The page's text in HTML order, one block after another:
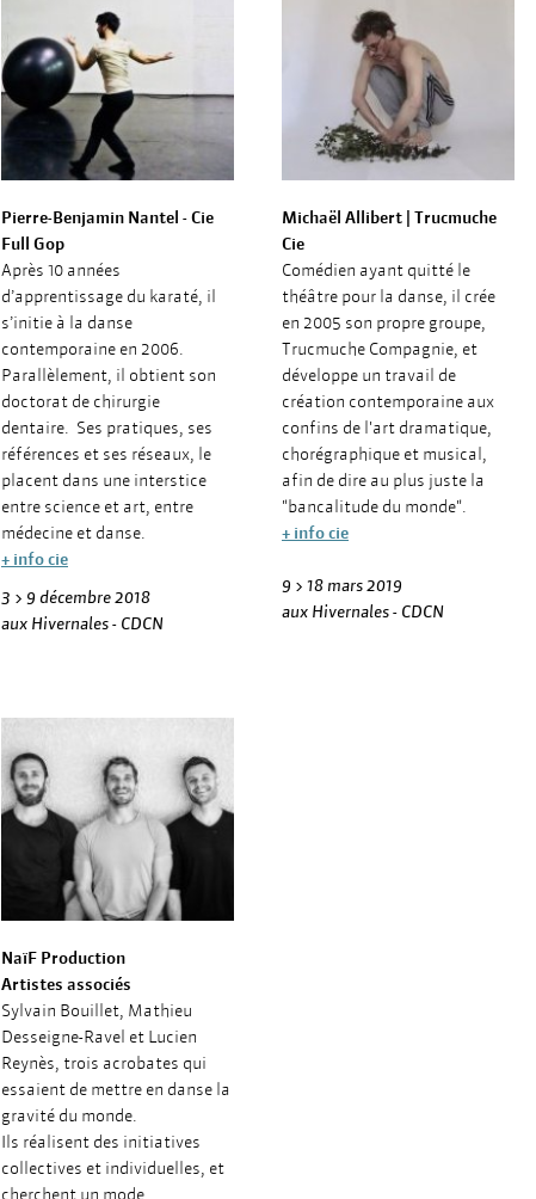
Pierre-Benjamin Nantel - Cie
Full Gop
Après 10 années
d’apprentissage du karaté, il
s’initie à la danse
contemporaine en 2006.
Parallèlement, il obtient son
doctorat de chirurgie
dentaire. Ses pratiques, ses
références et ses réseaux, le
placent dans une interstice
entre science et art, entre
médecine et danse.
+ info cie
3 > 9 décembre 2018
aux Hivernales - CDCN
Michaël Allibert | Trucmuche
Cie
Comédien ayant quitté le
théâtre pour la danse, il crée
en 2005 son propre groupe,
Trucmuche Compagnie, et
développe un travail de
création contemporaine aux
confins de l'art dramatique,
chorégraphique et musical,
afin de dire au plus juste la
"bancalitude du monde".
+ info cie
9 > 18 mars 2019
aux Hivernales - CDCN
NaïF Production
Artistes associés
Sylvain Bouillet, Mathieu
Desseigne-Ravel et Lucien
Reynès, trois acrobates qui
essaient de mettre en danse la
gravité du monde.
Ils réalisent des initiatives
collectives et individuelles, et
cherchent un mode